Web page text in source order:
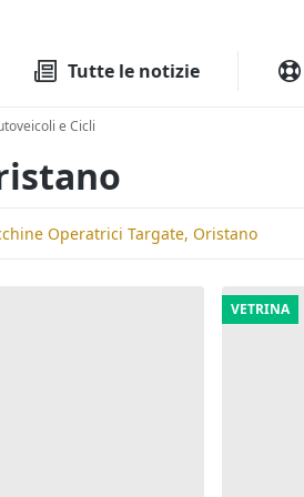
Tutte le notizie
e Cicli
Operatrici Targate, Oristano
VETRINA